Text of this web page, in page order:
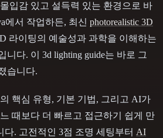
입감 있고 설득력 있는 환경으로 바
에서 작업하든, 최신 photorealistic 3D
라이팅의 예술성과 과학을 이해하는
니다. 이 3d lighting guide는 바로 그
습니다.
핵심 유형, 기본 기법, 그리고 AI가
때보다 더 빠르고 접근하기 쉽게 만
. 고전적인 3점 조명 세팅부터 AI